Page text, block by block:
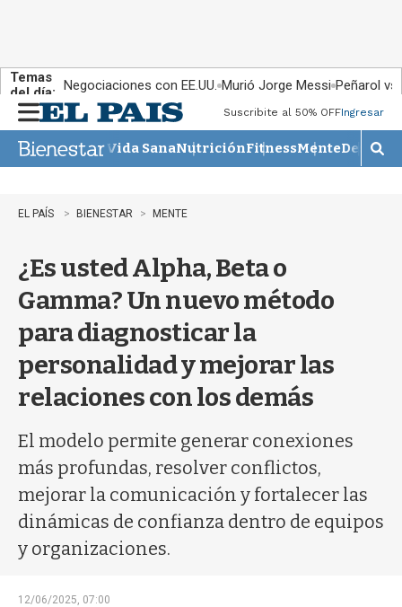
Temas
del día: Negociaciones con EE.UU. Murió Jorge Messi Peñarol
n
u
Suscribite al 50% OFFIngresar
Vida SanaNutriciónFitnessMente
M
o
EL PAÍS BIENESTAR MENTE
¿Es usted Alpha, Beta o
Gamma? Un nuevo método
para diagnosticar la
personalidad y mejorar las
relaciones con los demás
El modelo permite generar conexiones
más profundas, resolver conflictos,
mejorar la comunicación y fortalecer las
dinámicas de confianza dentro de equipos
y organizaciones.
12/06/2025, 07:00